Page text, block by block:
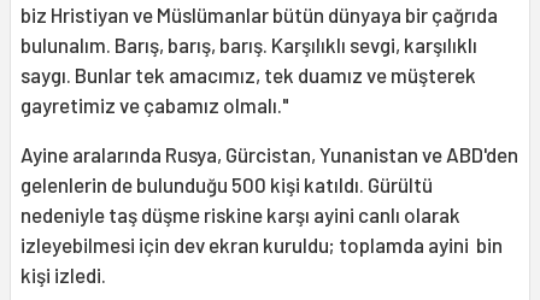
biz Hristiyan ve Müslümanlar bütün dünyaya bir çağrıda
bulunalım. Barış, barış, barış. Karşılıklı sevgi, karşılıklı
saygı. Bunlar tek amacımız, tek duamız ve müşterek
gayretimiz ve çabamız olmalı."
Ayine aralarında Rusya, Gürcistan, Yunanistan ve ABD'den
gelenlerin de bulunduğu 500 kişi katıldı. Gürültü
nedeniyle taş düşme riskine karşı ayini canlı olarak
izleyebilmesi için dev ekran kuruldu; toplamda ayini bin
kişi izledi.